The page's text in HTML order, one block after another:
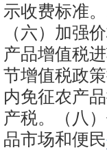
示收费标准
（六）加强
产品增值税
节增值税政
内免征农产
产税。（八
品市场和便民